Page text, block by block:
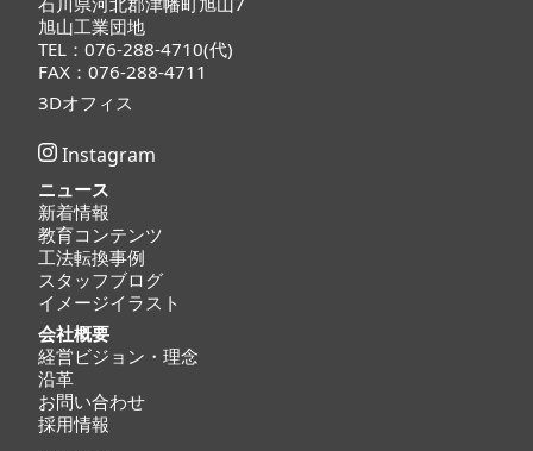
旭山工業団地
TEL：076-288-4710(代)
FAX：076-288-4711
3Dオフィス
Instagram
ニュース
新着情報
教育コンテンツ
工法転換事例
スタッフブログ
イメージイラスト
会社概要
経営ビジョン・理念
沿革
お問い合わせ
採用情報